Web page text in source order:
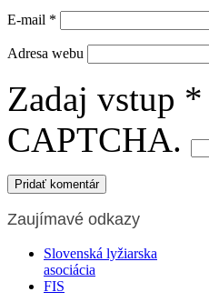
E-mail *
Adresa webu
Zadaj vstup *
CAPTCHA.
Zaujímavé odkazy
Slovenská lyžiarska
asociácia
FIS